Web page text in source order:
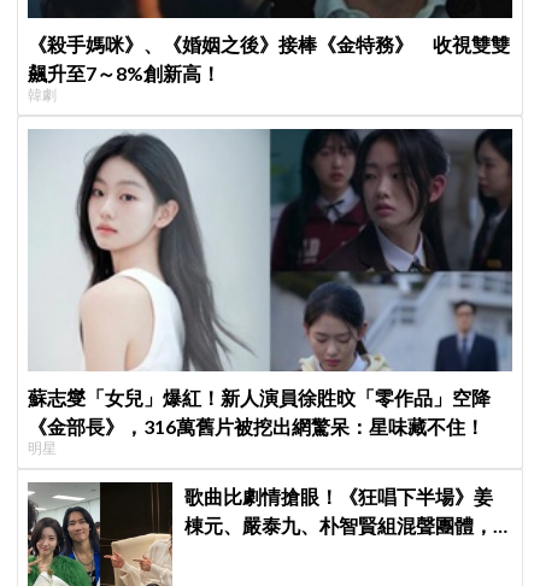
《殺手媽咪》、《婚姻之後》接棒《金特務》 收視雙雙
飆升至7～8%創新高！
韓劇
蘇志燮「女兒」爆紅！新人演員徐貹旼「零作品」空降
《金部長》，316萬舊片被挖出網驚呆：星味藏不住！
明星
歌曲比劇情搶眼！《狂唱下半場》姜
棟元、嚴泰九、朴智賢組混聲團體，